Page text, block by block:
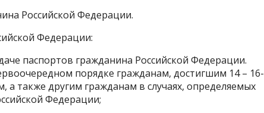
Российской Федерации.
Федерации:
паспортов гражданина Российской Федерации.
порядке гражданам, достигшим 14 – 16-
а также другим гражданам в случаях, определяемых
Федерации;